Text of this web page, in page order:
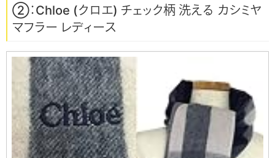
②：Chloe (クロエ) チェック柄 洗える カシミヤ
マフラー レディース